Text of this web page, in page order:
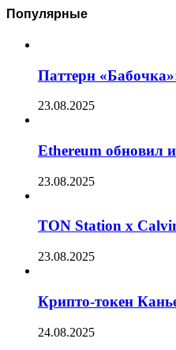
Популярные
Паттерн
23.08.2025
Ethereum обновил
23.08.2025
TON Station x
23.08.2025
Крипто-токен
24.08.2025